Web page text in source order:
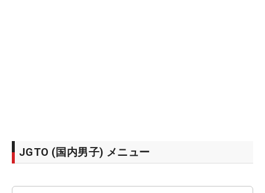
JGTO (国内男子) メニュー